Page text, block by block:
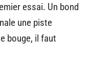
essai. Un bond
une piste
bouge, il faut